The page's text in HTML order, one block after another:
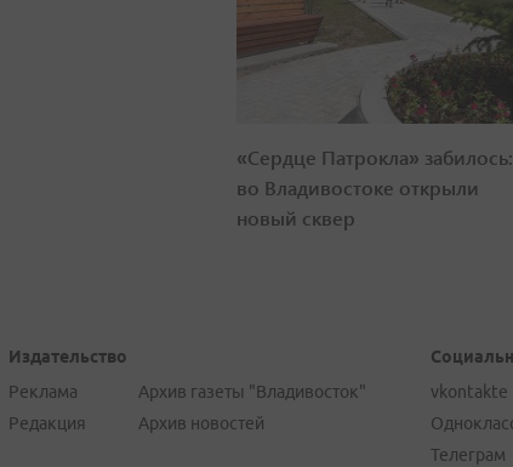
«Сердце Патрокла» забилось:
во Владивостоке открыли
новый сквер
Издательство
Реклама
Редакция
Архив газеты "Владивосток"
Архив новостей
vkontakte
Телеграм